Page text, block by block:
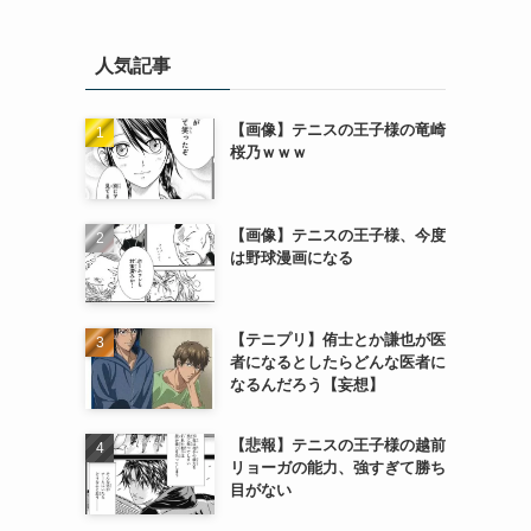
人気記事
【画像】テニスの王子様の竜崎
桜乃ｗｗｗ
【画像】テニスの王子様、今度
は野球漫画になる
【テニプリ】侑士とか謙也が医
者になるとしたらどんな医者に
なるんだろう【妄想】
【悲報】テニスの王子様の越前
リョーガの能力、強すぎて勝ち
目がない